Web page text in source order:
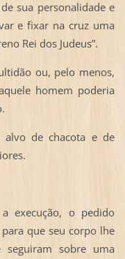
sua personalidade e
e fixar na cruz uma
Rei dos Judeus”.
ou, pelo menos,
homem poderia
de chacota e de
a execução, o pedido
que seu corpo lhe
sobre uma